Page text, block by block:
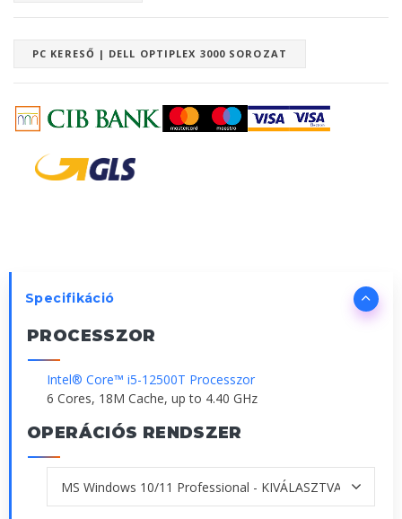
PC KERESŐ | DELL OPTIPLEX 3000 SOROZAT
Specifikáció
PROCESSZOR
Intel® Core™ i5-12500T Processzor
6 Cores, 18M Cache, up to 4.40 GHz
OPERÁCIÓS RENDSZER